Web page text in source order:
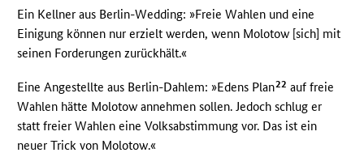
Ein Kellner aus Berlin-Wedding: »Freie Wahlen und eine
Einigung können nur erzielt werden, wenn Molotow [sich] mit
seinen Forderungen zurückhält.«
Eine Angestellte aus Berlin-Dahlem: »Edens Plan22 auf freie
Wahlen hätte Molotow annehmen sollen. Jedoch schlug er
statt freier Wahlen eine Volksabstimmung vor. Das ist ein
neuer Trick von Molotow.«